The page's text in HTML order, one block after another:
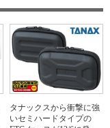
タナックスから衝撃に強
いセミハードタイプの